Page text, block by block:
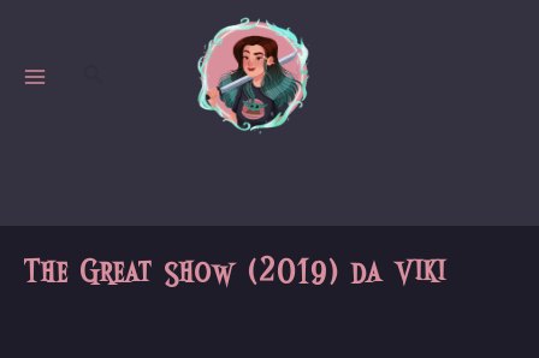
content
The Great Show (2019) da Viki